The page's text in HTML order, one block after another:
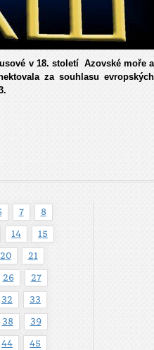
v 18. století Azovské moře a
za souhlasu evropských
7 8
14 15
20 21
26 27
32 33
38 39
44 45